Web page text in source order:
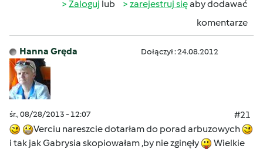
Zaloguj lub zarejestruj sięaby dodawać
komentarze
Hanna Gręda Dołączył : 24.08.2012
śr., 08/28/2013 - 12:07
#21
Verciu nareszcie dotarłam do porad arbuzowych
i tak jak Gabrysia skopiowałam ,by nie zginęły
Wielkie